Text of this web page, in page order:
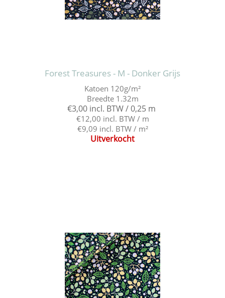
Forest Treasures - M - Donker Grijs
Katoen 120g/m²
Breedte 1.32m
€3,00 incl. BTW / 0,25 m
€12,00 incl. BTW / m
€9,09 incl. BTW / m²
Uitverkocht